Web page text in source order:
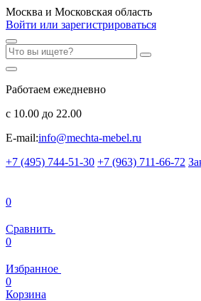
Москва и Московская область
Войти или зарегистрироваться
Работаем ежедневно
с 10.00 до 22.00
E-mail:info@mechta-mebel.ru
+7 (495) 744-51-30 +7 (963) 711-66-72
0
Сравнить
0
Избранное
0
Корзина